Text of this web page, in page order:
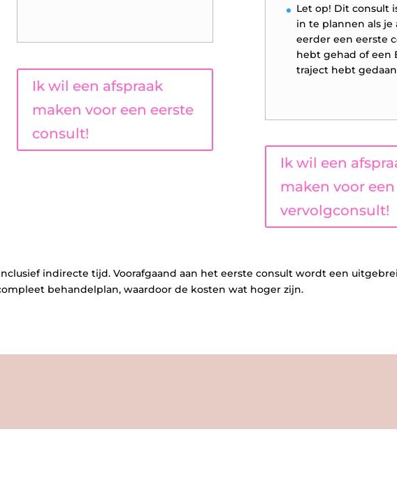
Ik wil een afspraak
maken voor een eerste
consult!
Let op! Dit consult
in te plannen als je
eerder een eerste
hebt gehad of een
traject hebt
Ik wil een
maken voor een
vervolgconsult!
indirecte tijd. Voorafgaand aan het eerste consult wordt een
behandelplan, waardoor de kosten wat hoger zijn.